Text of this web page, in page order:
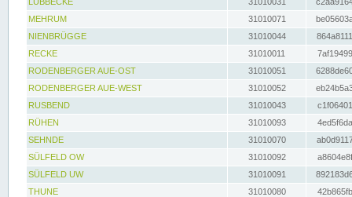
MEHRUM
31010071
NIENBRÜGGE
31010044
RECKE
31010011
RODENBERGER AUE-OST
31010051
RODENBERGER AUE-WEST
31010052
RUSBEND
31010043
RÜHEN
31010093
SEHNDE
31010070
SÜLFELD OW
31010092
SÜLFELD UW
31010091
THUNE
31010080